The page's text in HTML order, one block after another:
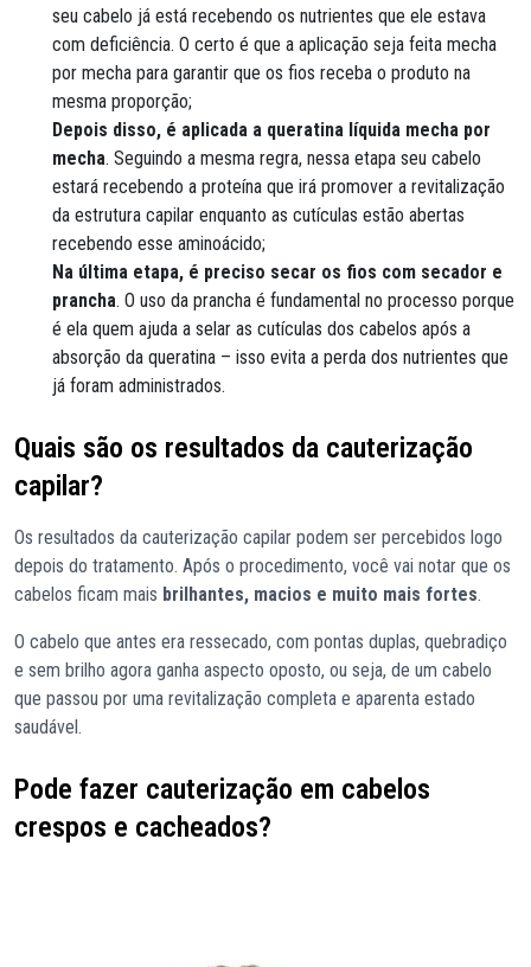
seu cabelo já está recebendo os nutrientes que ele estava
com deficiência. O certo é que a aplicação seja feita mecha
por mecha para garantir que os fios receba o produto na
mesma proporção;
Depois disso, é aplicada a queratina líquida mecha por
mecha. Seguindo a mesma regra, nessa etapa seu cabelo
estará recebendo a proteína que irá promover a revitalização
da estrutura capilar enquanto as cutículas estão abertas
recebendo esse aminoácido;
Na última etapa, é preciso secar os fios com secador e
prancha. O uso da prancha é fundamental no processo porque
é ela quem ajuda a selar as cutículas dos cabelos após a
absorção da queratina – isso evita a perda dos nutrientes que
já foram administrados.
Quais são os resultados da cauterização
capilar?
Os resultados da cauterização capilar podem ser percebidos logo
depois do tratamento. Após o procedimento, você vai notar que os
cabelos ficam mais brilhantes, macios e muito mais fortes.
O cabelo que antes era ressecado, com pontas duplas, quebradiço
e sem brilho agora ganha aspecto oposto, ou seja, de um cabelo
que passou por uma revitalização completa e aparenta estado
saudável.
Pode fazer cauterização em cabelos
crespos e cacheados?